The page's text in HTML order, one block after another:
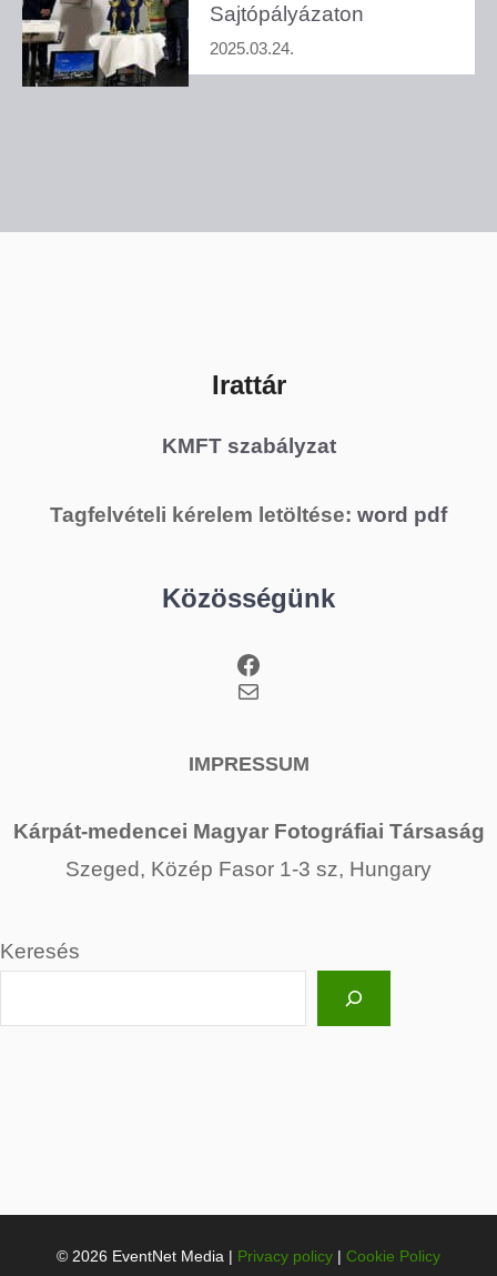
Sajtópályázaton
2025.03.24.
Irattár
KMFT szabályzat
Tagfelvételi kérelem letöltése: word pdf
Közösségünk
Facebook
Mail
IMPRESSUM
Kárpát-medencei Magyar Fotográfiai Társaság
Szeged, Közép Fasor 1-3 sz, Hungary
Keresés
© 2026 EventNet Media | Privacy policy | Cookie Policy